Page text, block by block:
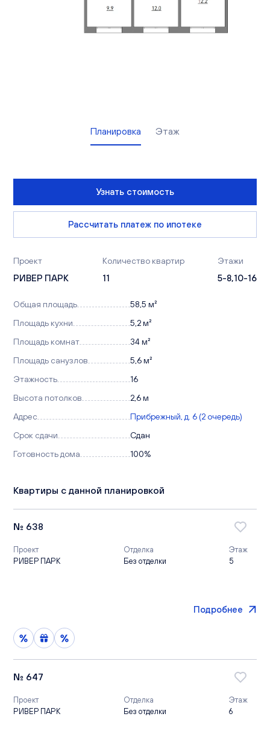
Офисы продаж
Планировка Этаж
Узнать стоимость
Рассчитать платеж по ипотеке
Проект
РИВЕР ПАРК
Количество квартир
11
Этажи
5-8,10-16
Общая площадь
58,5 м²
Площадь кухни
5,2 м²
Площадь комнат
34 м²
Площадь санузлов
5,6 м²
Этажность
16
Высота потолков
2,6 м
Адрес
Прибрежный, д. 6 (2 очередь)
Срок сдачи
Сдан
Готовность дома
100%
Квартиры с данной планировкой
№ 638
Проект
РИВЕР ПАРК
Отделка
Без отделки
Этаж
5
Подробнее
№ 647
Проект
РИВЕР ПАРК
Отделка
Без отделки
Этаж
6